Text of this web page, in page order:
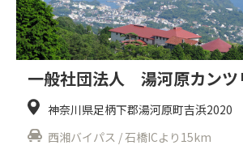
一般社団法人 湯河原カンツ
神奈川県足柄下郡湯河原町吉浜2020
西湘バイパス / 石橋ICより15km